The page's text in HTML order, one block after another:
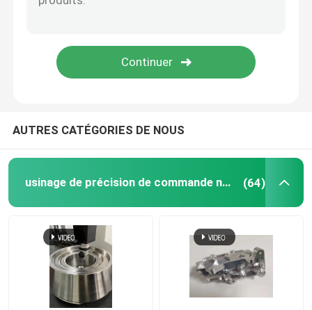
service en plastique de moulage par injection
Service de rotation de commande numérique par
Coulée sous vide Prototypage rapide
Services d'impression 3D personnalisés
Fabrication de moules sur mesure
AUTRES CATÉGORIES DE NOUS
usinage de précision de commande numérique par ordinateur (64)